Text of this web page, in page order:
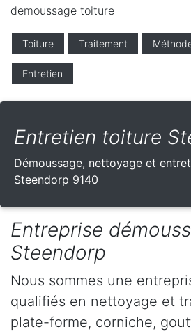
demoussage toiture
Toiture Traitement
Entretien
Entretien toiture
Démoussage, nettoyage et
Steendorp 9140
Entreprise
Steendorp
Nous sommes une
qualifiés en nettoyage et
plate-forme, corniche,